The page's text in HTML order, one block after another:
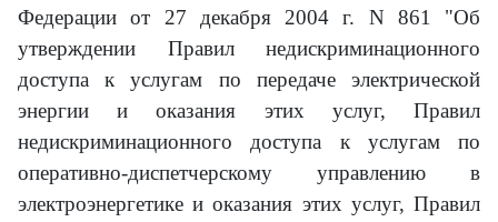
Федерации от 27 декабря 2004 г. N 861 "Об
утверждении Правил недискриминационного
доступа к услугам по передаче электрической
энергии и оказания этих услуг, Правил
недискриминационного доступа к услугам по
оперативно-диспетчерскому управлению в
электроэнергетике и оказания этих услуг, Правил